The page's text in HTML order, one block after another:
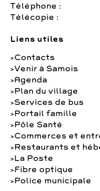
Téléphone :
Télécopie :
Liens utiles
Contacts
Venir à Samois
Agenda
Plan du village
Services de bus
Portail famille
Pôle Santé
Commerces et
Restaurants et
La Poste
Fibre optique
Police municipale